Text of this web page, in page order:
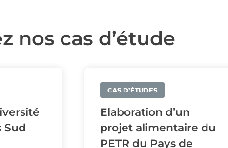
nos cas d’étude
Sud
CAS D’ÉTUDES
Elaboration d’un
projet alimentaire du
PETR du Pays de